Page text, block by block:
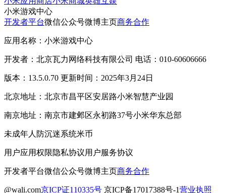
小米游戏中心
开发者平台微信公众号微博主页商务合作
应用名称：小米游戏中心
开发者：北京瓦力网络科技有限公司 电话：010-60606666
版本：13.5.0.70 更新时间：2025年3月24日
北京地址：北京市昌平区安居路小米智慧产业园
南京地址：南京市建邺区永初路37号小米华东总部
未成年人防沉迷系统米币
用户应用权限隐私协议用户服务协议
开发者平台微信公众号微博主页商务合作
@wali.com京ICP证110335号 京ICP备17017388号-1营业执照